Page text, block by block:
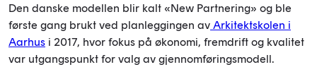
Den danske modellen blir kalt «New Partnering» og ble
første gang brukt ved planleggingen av Arkitektskolen i
Aarhus i 2017, hvor fokus på økonomi, fremdrift og kvalitet
var utgangspunkt for valg av gjennomføringsmodell.